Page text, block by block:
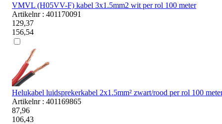
VMVL (H05VV-F) kabel 3x1.5mm2 wit per rol 100 meter
Artikelnr : 401170091
129,37
156,54
Helukabel luidsprekerkabel 2x1.5mm² zwart/rood per rol 100
Artikelnr : 401169865
87,96
106,43